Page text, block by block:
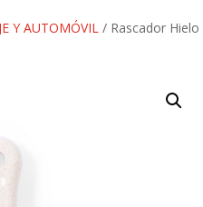
Y AUTOMÓVIL / Rascador Hielo